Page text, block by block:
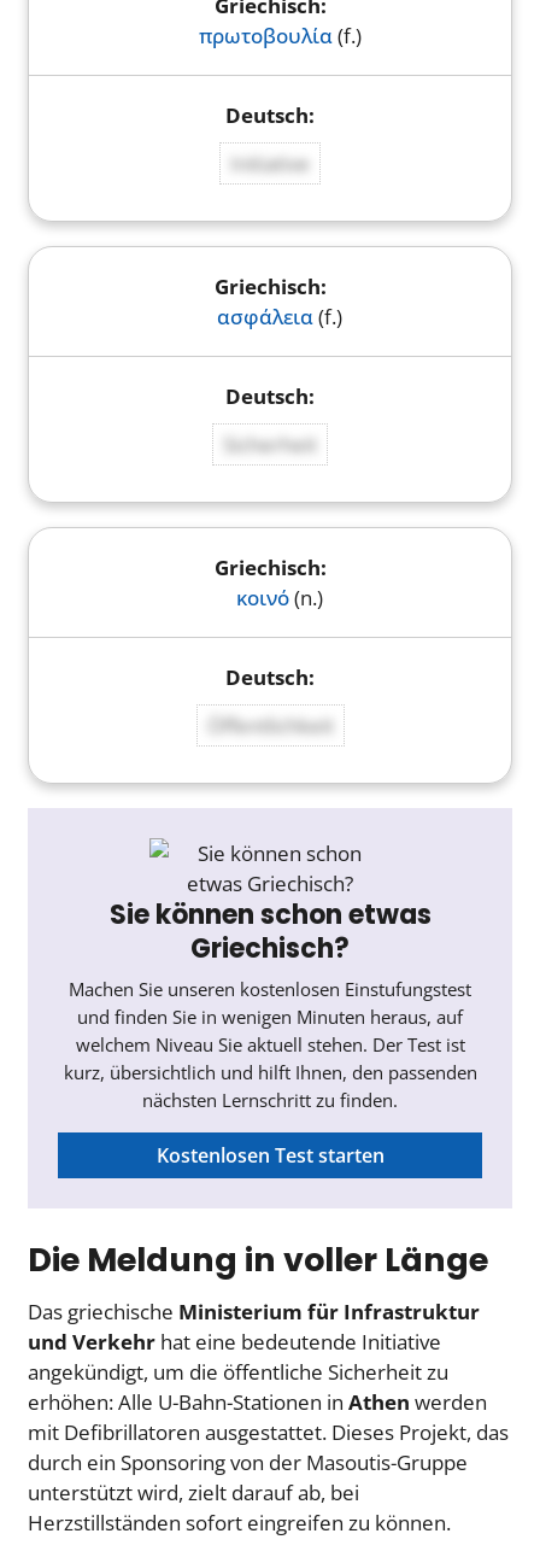
πρωτοβουλία(f.)
Initiative
ασφάλεια(f.)
Sicherheit
κοινό(n.)
Öffentlichkeit
Sie können schon etwas
Griechisch?
Machen Sie unseren kostenlosen Einstufungstest
und finden Sie in wenigen Minuten heraus, auf
welchem Niveau Sie aktuell stehen. Der Test ist
kurz, übersichtlich und hilft Ihnen, den passenden
nächsten Lernschritt zu finden.
Kostenlosen Test starten
Die Meldung in voller Länge
Das griechische Ministerium für Infrastruktur
und Verkehr hat eine bedeutende Initiative
angekündigt, um die öffentliche Sicherheit zu
erhöhen: Alle U-Bahn-Stationen in Athen werden
mit Defibrillatoren ausgestattet. Dieses Projekt, das
durch ein Sponsoring von der Masoutis-Gruppe
unterstützt wird, zielt darauf ab, bei
Herzstillständen sofort eingreifen zu können.